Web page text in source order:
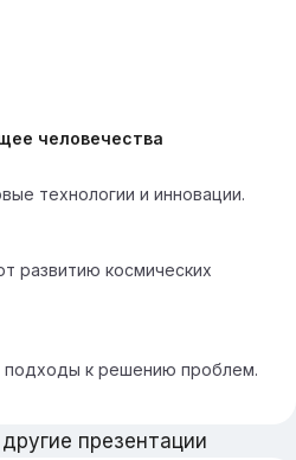
человечества
технологии и инновации.
развитию космических
подходы к решению проблем.
презентации